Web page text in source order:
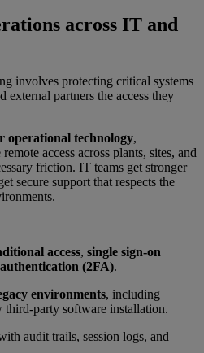
across IT and
involves protecting critical systems
partners the access they
operational technology,
access across plants, sites, and
friction. IT teams get stronger
secure support that respects the
access, single sign-on
(2FA).
environments, including
third-party software installation.
audit trails, session logs, and